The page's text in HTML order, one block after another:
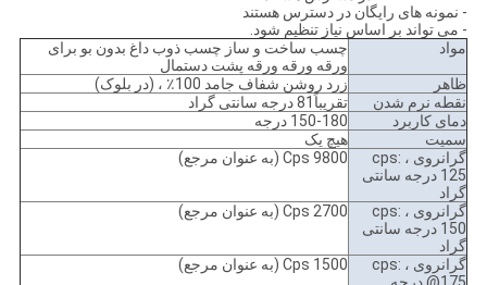
- نمونه های رایگان در دسترس هستند
- می تواند بر اساس نیاز تنظیم شود.
مواد
چسب ساخت و ساز چسب ذوب داغ بدون بو برای
ورقه ورقه ورقه پشت دستمال
ظاهر
زرد روشن شفاف جامد 100٪ ، (در بلوک)
نقطه نرم شدن
تقریباً81 درجه سانتی گراد
دمای کاربرد
150-180 درجه
سمیت
هیچ یک
گرانروی ، cps:
125 درجه سانتی
گراد
9800 Cps (به عنوان مرجع)
گرانروی ، cps:
150 درجه سانتی
گراد
2700 Cps (به عنوان مرجع)
گرانروی ، cps:
1500 Cps (به عنوان مرجع)